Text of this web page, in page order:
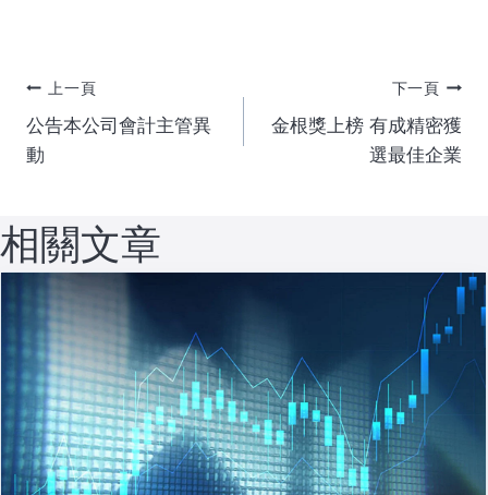
文
章
覽
上一頁
公告本公司會計主管異
動
下一頁
金根獎上榜 有成精密獲
選最佳企業
相關文章